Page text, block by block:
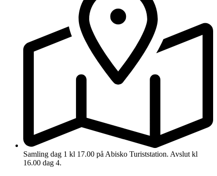
Samling dag 1 kl 17.00 på Abisko Turiststation. Avslut kl
16.00 dag 4.